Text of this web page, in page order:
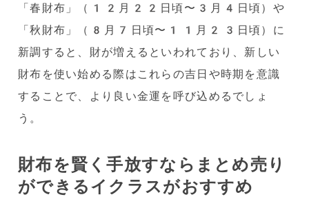
「春財布」（12月22日頃〜3月4日頃）や
「秋財布」（8月7日頃〜11月23日頃）に
新調すると、財が増えるといわれており、新しい
財布を使い始める際はこれらの吉日や時期を意識
することで、より良い金運を呼び込めるでしょ
う。
財布を賢く手放すならまとめ売り
ができるイクラスがおすすめ